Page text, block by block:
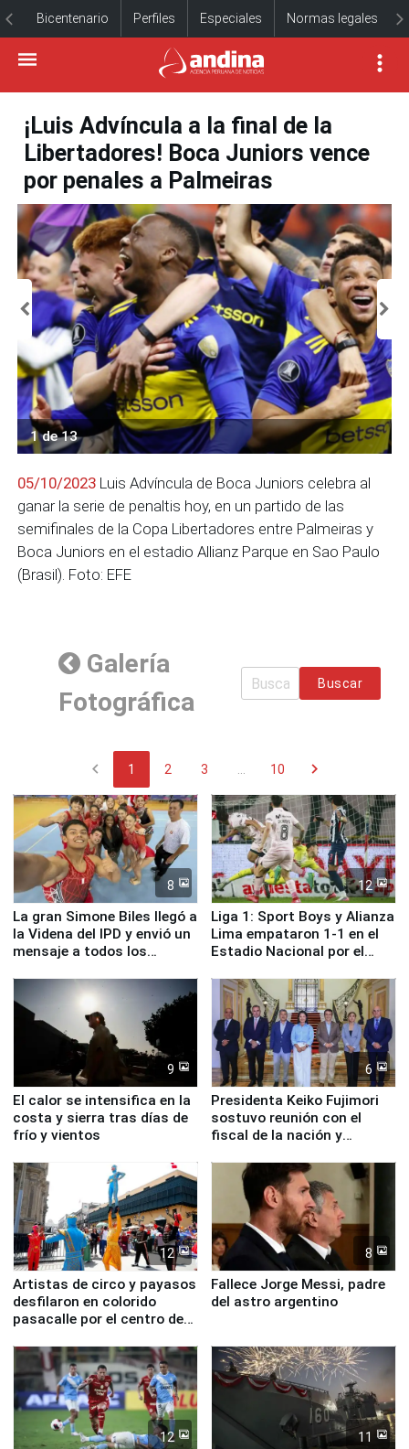
Bicentenario Perfiles Especiales Normas legales
¡Luis Advíncula a la final de la
Libertadores! Boca Juniors vence
por penales a Palmeiras
1 de 13
05/10/2023 Luis Advíncula de Boca Juniors celebra al
ganar la serie de penaltis hoy, en un partido de las
semifinales de la Copa Libertadores entre Palmeiras y
Boca Juniors en el estadio Allianz Parque en Sao Paulo
(Brasil). Foto: EFE
Galería
Fotográfica
Buscar
chevron_left 1 2 3 ... 10 chevron_right
8
La gran Simone Biles llegó a
la Videna del IPD y envió un
mensaje a todos los
12
Liga 1: Sport Boys y Alianza
Lima empataron 1-1 en el
Estadio Nacional por el
9
El calor se intensifica en la
costa y sierra tras días de
frío y vientos
6
Presidenta Keiko Fujimori
sostuvo reunión con el
fiscal de la nación y
12
Artistas de circo y payasos
desfilaron en colorido
pasacalle por el centro de
8
Fallece Jorge Messi, padre
del astro argentino
12 11